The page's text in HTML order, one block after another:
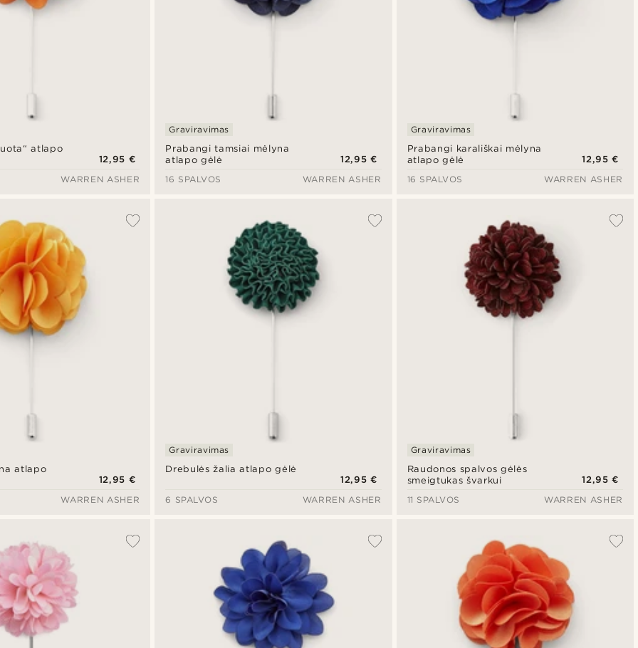
atlapo
12,95 €
WARREN ASHER
Prabangi tamsiai mėlyna
atlapo gėlė
Graviravimas
12,95 €
16 SPALVOS
WARREN ASHER
Prabangi karališkai mėlyna
atlapo gėlė
Graviravimas
12,95 €
16 SPALVOS
WARREN ASHER
atlapo
12,95 €
WARREN ASHER
Drebulės žalia atlapo gėlė
Graviravimas
12,95 €
6 SPALVOS
WARREN ASHER
Raudonos spalvos gėlės
smeigtukas švarkui
Graviravimas
12,95 €
11 SPALVOS
WARREN ASHER